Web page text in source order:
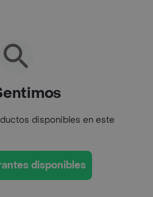
disponibles en este
disponibles